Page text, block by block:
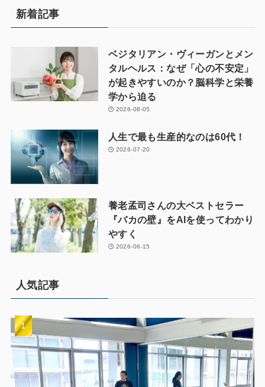
新着記事
ベジタリアン・ヴィーガンとメン
タルヘルス：なぜ「心の不安定」
が起きやすいのか？脳科学と栄養
学から迫る
2026-08-05
人生で最も生産的なのは60代！
2026-07-20
養老孟司さんの大ベストセラー
『バカの壁』をAIを使ってわかり
やすく
2026-06-15
人気記事